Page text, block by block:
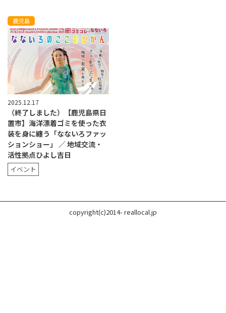
鹿児島
2025.12.17
（終了しました）【鹿児島県日
置市】海洋漂着ゴミを使った衣
装を身に纏う「なないろファッ
ションショー」 ／ 地域交流・
活性拠点ひよし吉日
イベント
copyright(c)2014- reallocal.jp